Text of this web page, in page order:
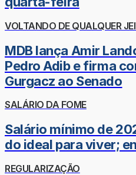
VOLTANDO DE QUALQUER
MDB lança Amir
Pedro Adib e firma
Gurgacz ao Senado
SALÁRIO DA FOME
Salário mínimo de
do ideal para viver;
REGULARIZAÇÃO